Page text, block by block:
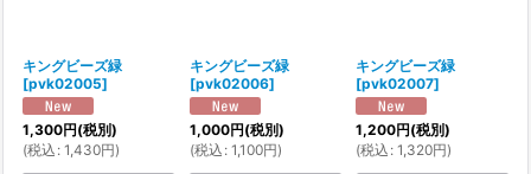
キングビーズ緑
[pvk02005]
1,300円(税別)
(税込 : 1,430円)
キングビーズ緑
[pvk02006]
1,000円(税別)
(税込 : 1,100円)
キングビーズ緑
[pvk02007]
1,200円(税別)
(税込 : 1,320円)